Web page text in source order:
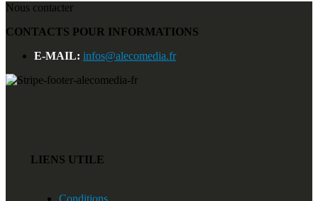
Nous contacter
CONTACTS POUR INFORMATIONS
E-MAIL: infos@alecomedia.fr
LIENS UTILE
Conditions